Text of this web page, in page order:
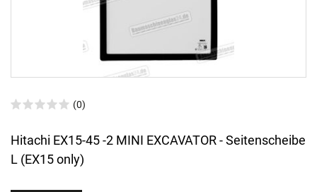
(0)
Hitachi EX15-45 -2 MINI EXCAVATOR - Seitenscheibe
L (EX15 only)